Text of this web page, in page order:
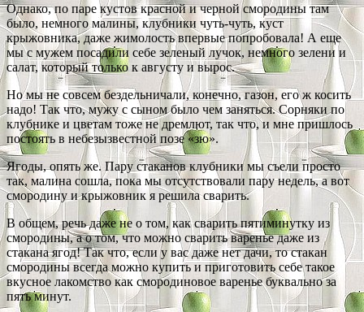
Однако, по паре кустов красной и черной смородины там
было, немного малины, клубники чуть-чуть, куст
крыжовника, даже жимолость впервые попробовала! А еще
мы с мужем посадили себе зеленый лучок, немного зелени и
салат, который только к августу и вырос.
Но мы не совсем бездельничали, конечно, газон, его ж косить
надо! Так что, мужу с сыном было чем заняться. Сорняки по
клубнике и цветам тоже не дремлют, так что, и мне пришлось
постоять в небезызвестной позе «зю».
Ягоды, опять же. Пару стаканов клубники мы съели просто
так, малина сошла, пока мы отсутствовали пару недель, а вот
смородину и крыжовник я решила сварить.
В общем, речь даже не о том, как сварить пятиминутку из
смородины, а о том, что можно сварить варенье даже из
стакана ягод! Так что, если у вас даже нет дачи, то стакан
смородины всегда можно купить и приготовить себе такое
вкусное лакомство как смородиновое варенье буквально за
пять минут.